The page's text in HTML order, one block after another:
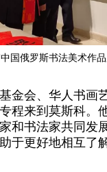
国俄罗斯书法美术作品
金会、华人书画
程来到莫斯科。
和书法家共同发
于更好地相互了